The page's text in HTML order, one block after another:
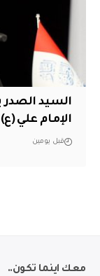
السيد الصدر
الإمام علي
قبل يومين
معك اينما تكون..